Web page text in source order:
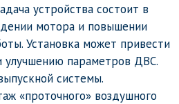
устройства состоит в
мотора и повышении
Установка может привести
улучшению параметров ДВС.
системы.
«проточного» воздушного